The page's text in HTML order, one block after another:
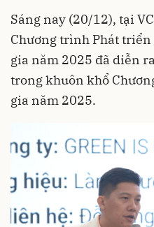
Sáng nay (20/12), tại
Chương trình Phát
gia năm 2025 đã diễn
trong khuôn khổ
gia năm 2025.